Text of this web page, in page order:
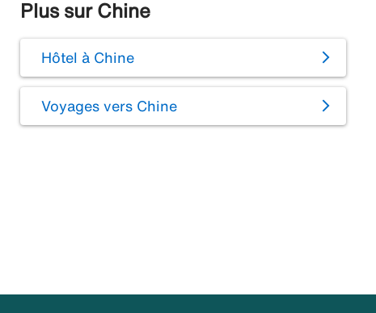
Plus sur Chine
Hôtel à Chine
Voyages vers Chine